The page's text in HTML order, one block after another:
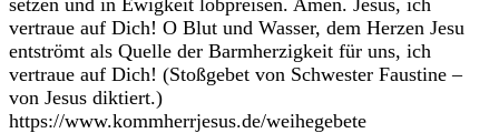
setzen und in Ewigkeit lobpreisen. Amen. Jesus, ich
vertraue auf Dich! O Blut und Wasser, dem Herzen Jesu
entströmt als Quelle der Barmherzigkeit für uns, ich
vertraue auf Dich! (Stoßgebet von Schwester Faustine –
von Jesus diktiert.)
https://www.kommherrjesus.de/weihegebete